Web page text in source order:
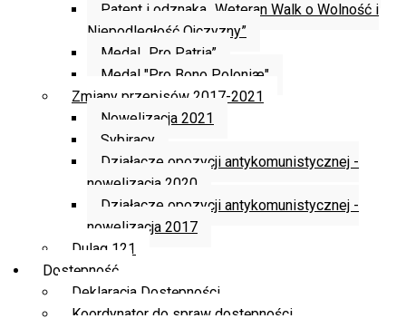
Patent i odznaka „Weteran Walk o Wolność i
Niepodległość Ojczyzny”
Medal „Pro Patria”
Medal "Pro Bono Poloniæ"
Zmiany przepisów 2017-2021
Nowelizacja 2021
Sybiracy
Działacze opozycji antykomunistycznej -
nowelizacja 2020
Działacze opozycji antykomunistycznej -
nowelizacja 2017
Dulag 121
Dostępność
Deklaracja Dostępności
Koordynator do spraw dostępności